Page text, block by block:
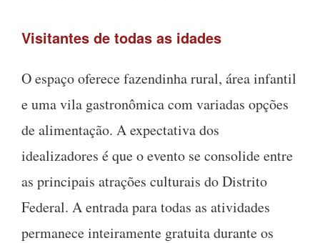
Visitantes de todas as idades
O espaço oferece fazendinha rural, área infantil
e uma vila gastronômica com variadas opções
de alimentação. A expectativa dos
idealizadores é que o evento se consolide entre
as principais atrações culturais do Distrito
Federal. A entrada para todas as atividades
permanece inteiramente gratuita durante os